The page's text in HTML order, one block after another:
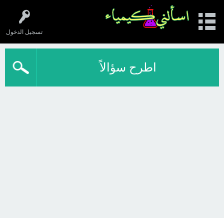
تسجيل الدخول
اطرح سؤالاً